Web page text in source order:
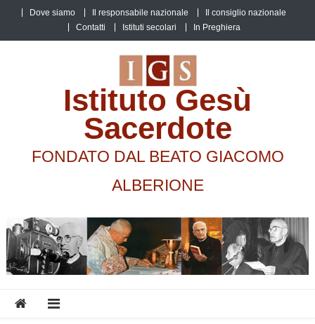
content
Dove siamo Il responsabile nazionale
Il consiglio nazionale
Contatti
Istituti secolari In Preghiera
Istituto Gesù
Sacerdote
FONDATO DAL BEATO GIACOMO
ALBERIONE